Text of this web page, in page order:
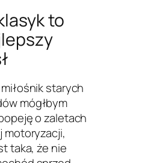
to
starych
mógłbym
o zaletach
motoryzacji,
taka, że nie